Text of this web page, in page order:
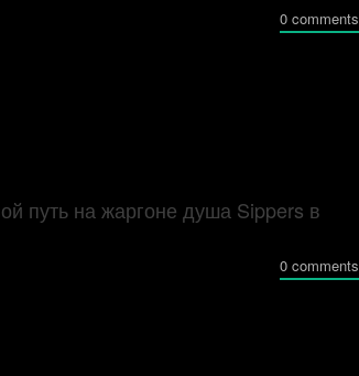
0 comments
путь на жаргоне душа Sippers в
0 comments